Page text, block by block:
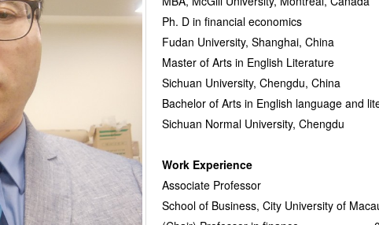
Ph. D in financial economics
Fudan University, Shanghai, China
Master of Arts in English
Sichuan University, Chengdu, China
Bachelor of Arts in English language
Sichuan Normal University, Chengdu
Work Experience
Associate Professor
School of Business, City University